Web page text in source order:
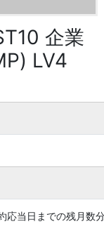
企業
LV4
応当日までの残月数